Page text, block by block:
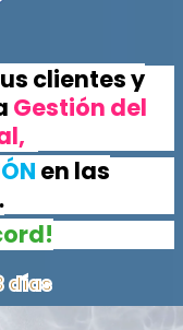
clientes y
Gestión del
en las
días